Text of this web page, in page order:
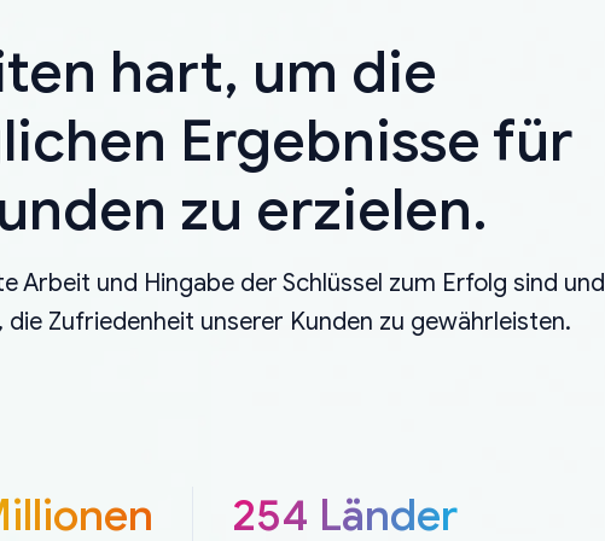
hart, um die
Ergebnisse für
zu erzielen.
Arbeit und Hingabe der Schlüssel zum Erfolg sind und
Zufriedenheit unserer Kunden zu gewährleisten.
254 Länder